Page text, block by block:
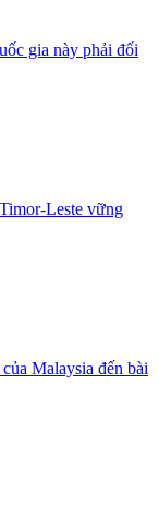
gia này phải đối
Leste vững
Malaysia đến bài